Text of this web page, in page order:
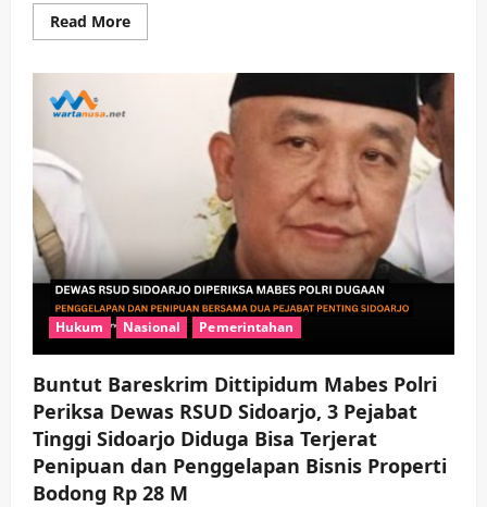
Read MoreRead
more
Pengembalian
Hukum Nasional Pemerintahan
Buntut Bareskrim Dittipidum Mabes Polri
Periksa Dewas RSUD Sidoarjo, 3 Pejabat
Tinggi Sidoarjo Diduga Bisa Terjerat
Penipuan dan Penggelapan Bisnis Properti
Bodong Rp 28 M